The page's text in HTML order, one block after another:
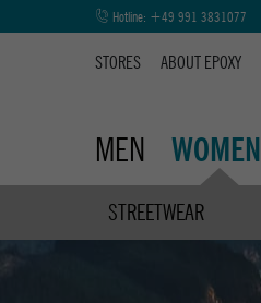
Hotline: +49 991 3831077
STORES ABOUT EPOXY
MEN WOMEN
STREETWEAR